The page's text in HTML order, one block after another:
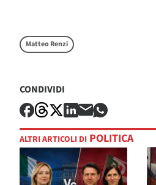
Matteo Renzi
CONDIVIDI
ALTRI ARTICOLI DI POLITICA